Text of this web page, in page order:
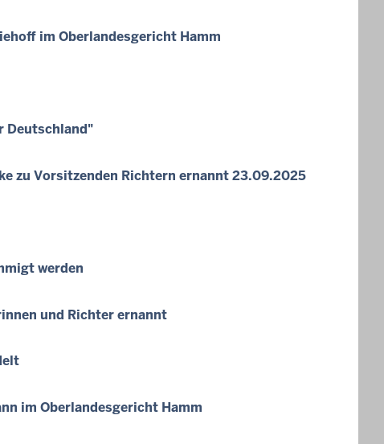
im Oberlandesgericht Hamm
Deutschland"
zu Vorsitzenden Richtern ernannt 23.09.2025
werden
und Richter ernannt
im Oberlandesgericht Hamm